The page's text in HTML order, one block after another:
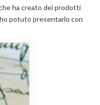
ha creato dei prodotti
potuto presentarlo con